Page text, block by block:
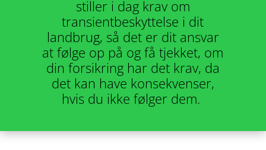
stiller i dag krav om
transientbeskyttelse i dit
landbrug, så det er dit ansvar
at følge op på og få tjekket, om
din forsikring har det krav, da
det kan have konsekvenser,
hvis du ikke følger dem.